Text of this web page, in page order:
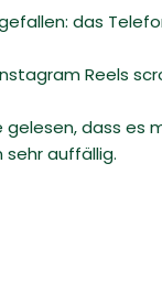
das
Reels
gelesen, dass
auffällig.